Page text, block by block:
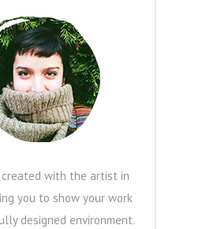
with the artist in
you to show your work
designed environment.